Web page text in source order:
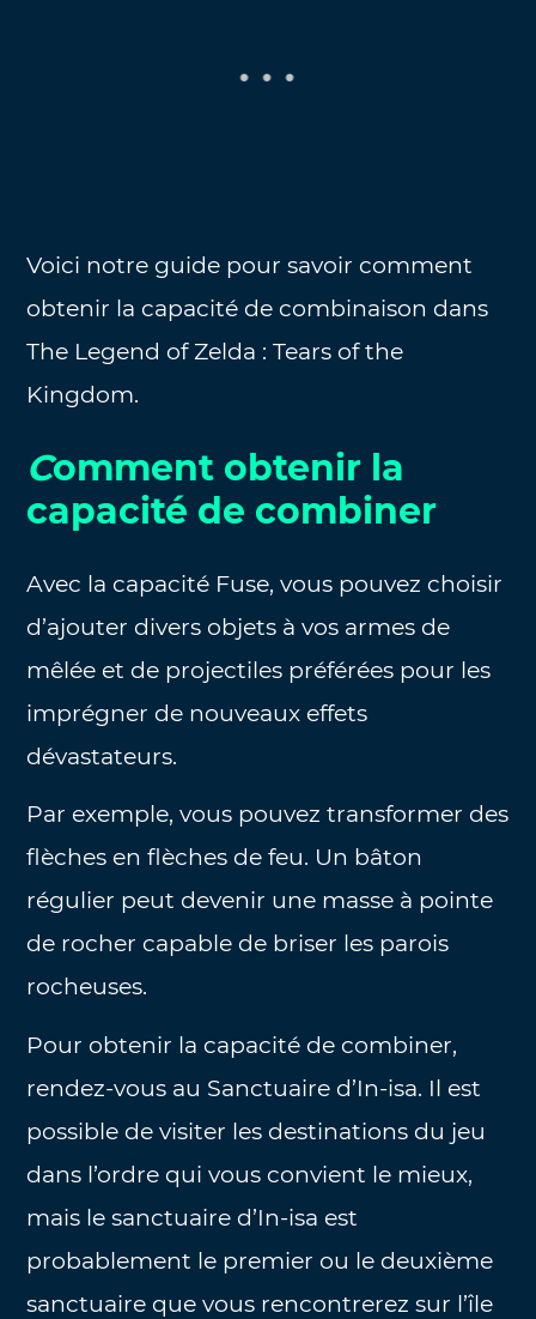
Voici notre guide pour savoir comment
obtenir la capacité de combinaison dans
The Legend of Zelda : Tears of the
Kingdom.
Comment obtenir la
capacité de combiner
Avec la capacité Fuse, vous pouvez choisir
d’ajouter divers objets à vos armes de
mêlée et de projectiles préférées pour les
imprégner de nouveaux effets
dévastateurs.
Par exemple, vous pouvez transformer des
flèches en flèches de feu. Un bâton
régulier peut devenir une masse à pointe
de rocher capable de briser les parois
rocheuses.
Pour obtenir la capacité de combiner,
rendez-vous au Sanctuaire d’In-isa. Il est
possible de visiter les destinations du jeu
dans l’ordre qui vous convient le mieux,
mais le sanctuaire d’In-isa est
probablement le premier ou le deuxième
sanctuaire que vous rencontrerez sur l’île